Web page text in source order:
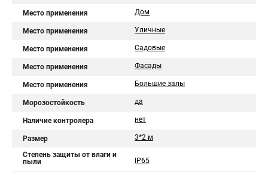
Место применения Дом
Место применения Уличные
Место применения Садовые
Место применения Фасады
Место применения Большие залы
Морозостойкость да
Наличие контролера нет
Размер 3*2 м
Степень защиты от влаги и
пыли
IP65